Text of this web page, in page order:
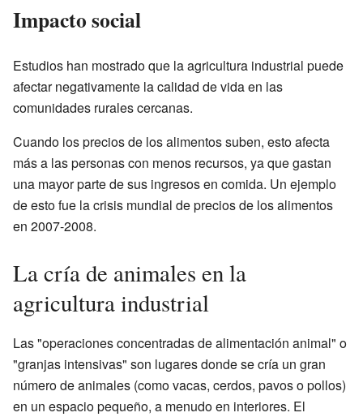
Impacto social
Estudios han mostrado que la agricultura industrial puede
afectar negativamente la calidad de vida en las
comunidades rurales cercanas.
Cuando los precios de los alimentos suben, esto afecta
más a las personas con menos recursos, ya que gastan
una mayor parte de sus ingresos en comida. Un ejemplo
de esto fue la crisis mundial de precios de los alimentos
en 2007-2008.
La cría de animales en la
agricultura industrial
Las "operaciones concentradas de alimentación animal" o
"granjas intensivas" son lugares donde se cría un gran
número de animales (como vacas, cerdos, pavos o pollos)
en un espacio pequeño, a menudo en interiores. El